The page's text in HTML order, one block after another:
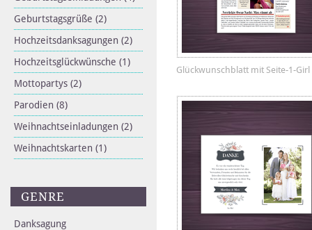
Geburtstagsgrüße (2)
Hochzeitsdanksagungen (2)
Hochzeitsglückwünsche (1)
Mottopartys (2)
Parodien (8)
Weihnachtseinladungen (2)
Weihnachtskarten (1)
GENRE
Danksagung
Glückwunschblatt mit Seite-1-Girl